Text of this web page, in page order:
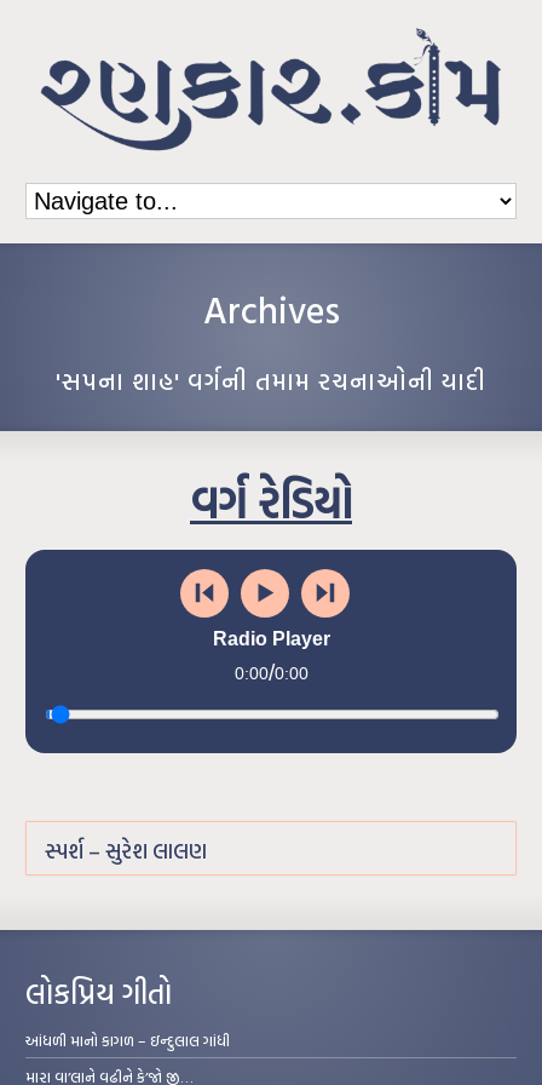
Archives
'સપના શાહ' વર્ગની તમામ રચનાઓની યાદી
વર્ગ રેડિયો
Radio Player
0:00/0:00
સ્પર્શ – સુરેશ લાલણ
લોકપ્રિય ગીતો
આંધળી માનો કાગળ – ઇન્દુલાલ ગાંધી
મારા વા’લાને વઢીને કે’જો જી…